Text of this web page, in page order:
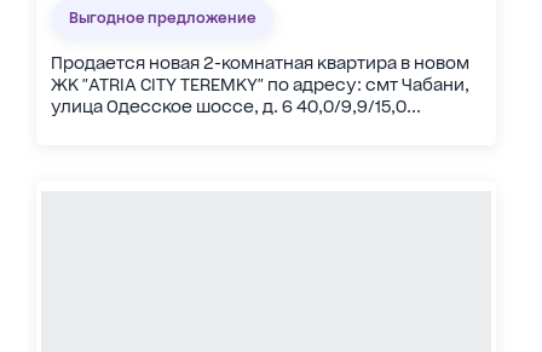
Выгодное предложение
Продается новая 2-комнатная квартира в новом
ЖК "ATRIA CITY TEREMKY" по адресу: смт Чабани,
улица Одесское шоссе, д. 6 40,0/9,9/15,0...